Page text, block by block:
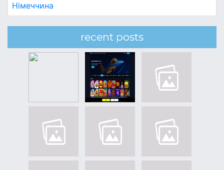
Німеччина
recent posts